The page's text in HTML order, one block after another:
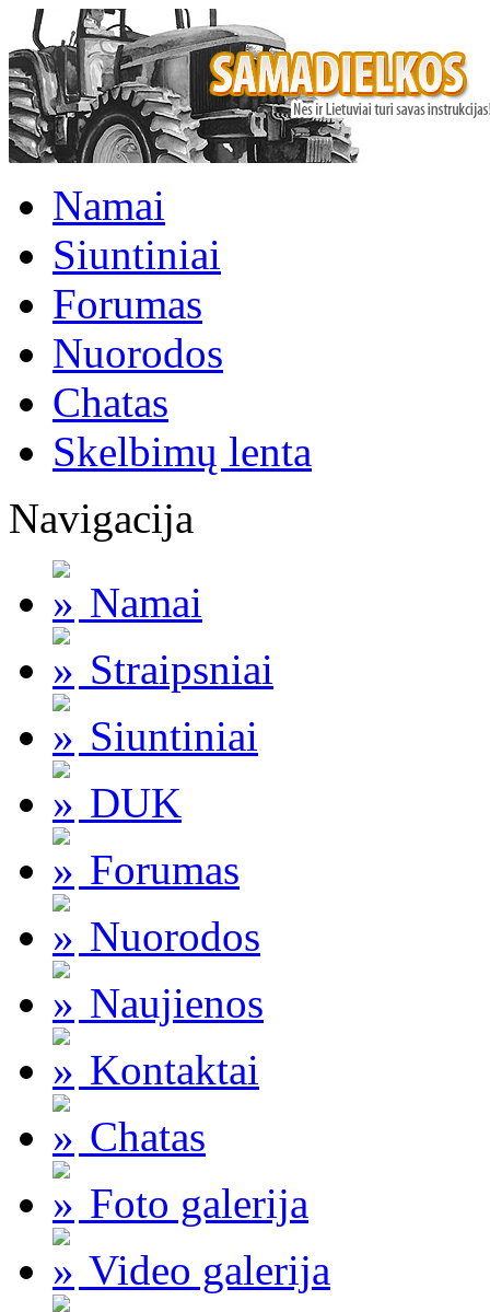
Namai
Siuntiniai
Forumas
Nuorodos
Chatas
Skelbimų lenta
Navigacija
Namai
Straipsniai
Siuntiniai
DUK
Forumas
Nuorodos
Naujienos
Kontaktai
Chatas
Foto galerija
Video galerija